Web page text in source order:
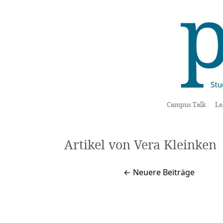
Campus Talk
Artikel von Vera Kleinken
← Neuere Beiträge